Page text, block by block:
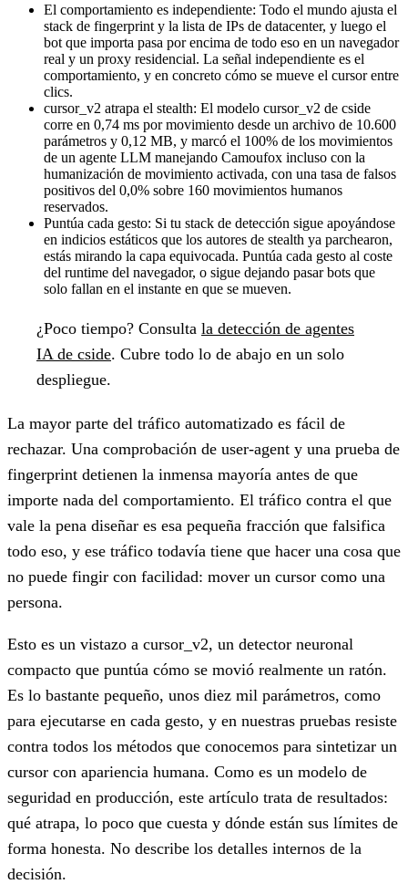
El comportamiento es independiente: Todo el mundo ajusta el
stack de fingerprint y la lista de IPs de datacenter, y luego el
bot que importa pasa por encima de todo eso en un navegador
real y un proxy residencial. La señal independiente es el
comportamiento, y en concreto cómo se mueve el cursor entre
clics.
cursor_v2 atrapa el stealth: El modelo cursor_v2 de cside
corre en 0,74 ms por movimiento desde un archivo de 10.600
parámetros y 0,12 MB, y marcó el 100% de los movimientos
de un agente LLM manejando Camoufox incluso con la
humanización de movimiento activada, con una tasa de falsos
positivos del 0,0% sobre 160 movimientos humanos
reservados.
Puntúa cada gesto: Si tu stack de detección sigue apoyándose
en indicios estáticos que los autores de stealth ya parchearon,
estás mirando la capa equivocada. Puntúa cada gesto al coste
del runtime del navegador, o sigue dejando pasar bots que
solo fallan en el instante en que se mueven.
¿Poco tiempo? Consulta la detección de agentes
IA de cside. Cubre todo lo de abajo en un solo
despliegue.
La mayor parte del tráfico automatizado es fácil de
rechazar. Una comprobación de user-agent y una prueba de
fingerprint detienen la inmensa mayoría antes de que
importe nada del comportamiento. El tráfico contra el que
vale la pena diseñar es esa pequeña fracción que falsifica
todo eso, y ese tráfico todavía tiene que hacer una cosa que
no puede fingir con facilidad: mover un cursor como una
persona.
Esto es un vistazo a cursor_v2, un detector neuronal
compacto que puntúa cómo se movió realmente un ratón.
Es lo bastante pequeño, unos diez mil parámetros, como
para ejecutarse en cada gesto, y en nuestras pruebas resiste
contra todos los métodos que conocemos para sintetizar un
cursor con apariencia humana. Como es un modelo de
seguridad en producción, este artículo trata de resultados:
qué atrapa, lo poco que cuesta y dónde están sus límites de
forma honesta. No describe los detalles internos de la
decisión.